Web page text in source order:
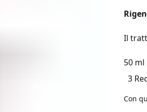
Il
50 ml
3
Con